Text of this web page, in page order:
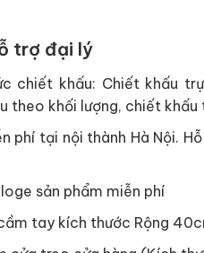
trợ đại lý
chiết khấu: Chiết khấu
theo khối lượng, chiết
phí tại nội thành Hà Nội.
sản phẩm miễn phí
tay kích thước Rộng